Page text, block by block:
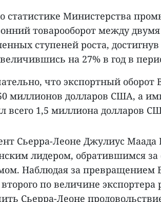
статистике Министерства
товарооборот между
ступеней роста,
на 27% в год в
что экспортный оборот
миллионов долларов США, а
всего 1,5 миллиона долларов
Сьерра-Леоне Джулиус Маада
лидером, обратившимся за
Наблюдая за превращением
по величине экспортера
Сьерра-Леоне